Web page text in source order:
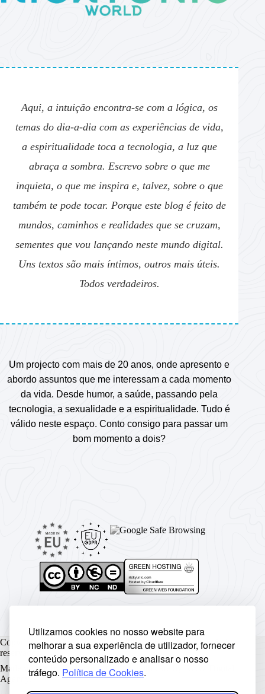
Utilizamos cookies no nosso website para
melhorar a sua experiência de utilizador, fornecer
conteúdo personalizado e analisar o nosso
tráfego. Política de Cookies.
Aqui, a intuição encontra-se com a lógica, os
temas do dia-a-dia com as experiências de vida,
a espiritualidade toca a tecnologia, a luz que
abraça a sombra. Escrevo sobre o que me
inquieta, o que me inspira e, talvez, sobre o que
também te pode tocar. Porque este blog é feito de
mundos, caminhos e realidades que se cruzam,
sementes que vou lançando neste mundo digital.
Uns textos são mais íntimos, outros mais úteis.
Todos verdadeiros.
Um projecto com mais de 20 anos, onde apresento e
abordo assuntos que me interessam a cada momento
da vida. Desde humor, a saúde, passando pela
tecnologia, a sexualidade e a espiritualidade. Tudo é
válido neste espaço. Conto consigo para passar um
bom momento a dois?
Copyright © Rickyunic World® 2004 - 2026 | Todos os direitos
reservados.
Made with ♥ by Rickyunic . Crafted with care by
Agency .